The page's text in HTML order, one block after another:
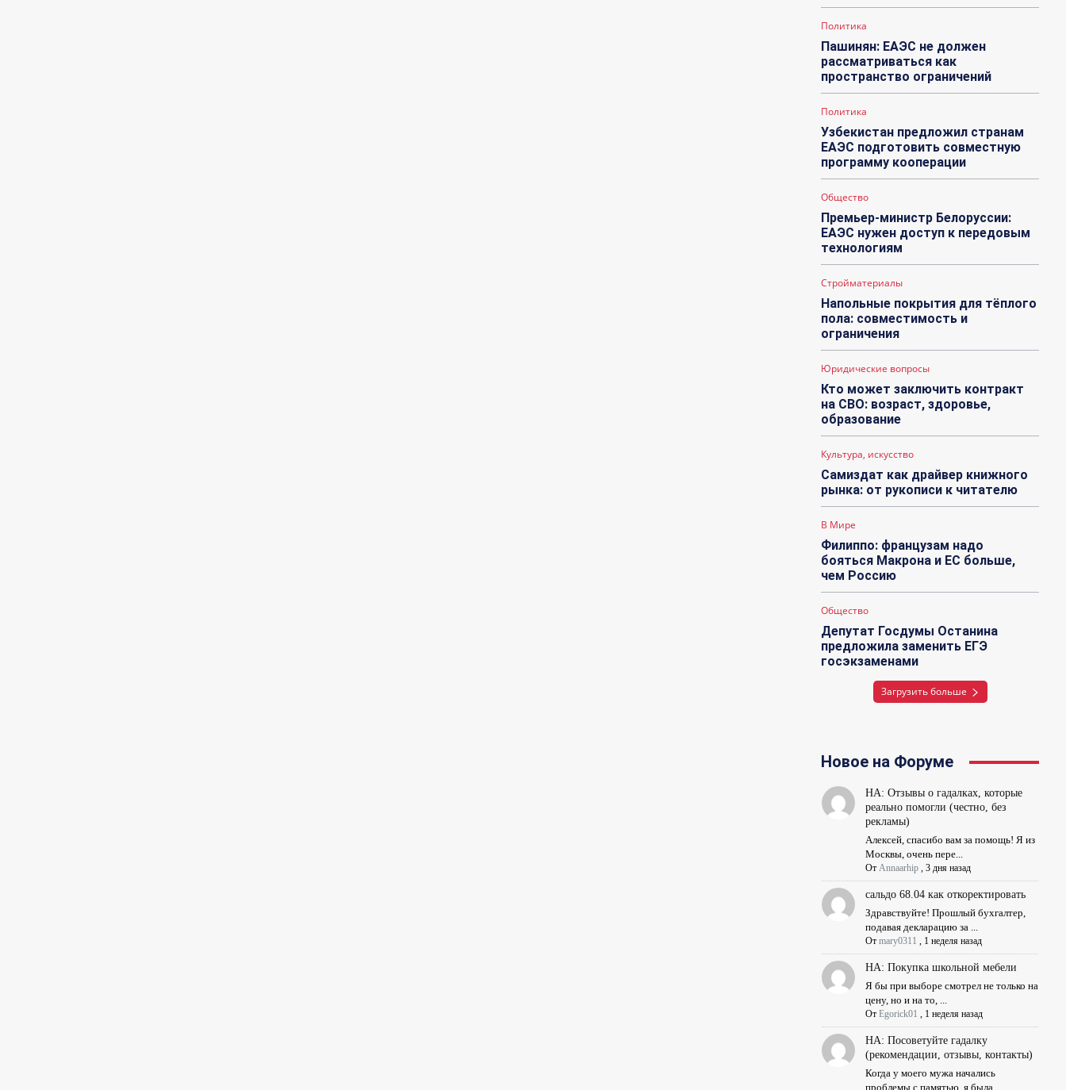
Политика
Пашинян: ЕАЭС не должен
рассматриваться как
пространство ограничений
Политика
Узбекистан предложил странам
ЕАЭС подготовить совместную
программу кооперации
Общество
Премьер-министр Белоруссии:
ЕАЭС нужен доступ к передовым
технологиям
Стройматериалы
Напольные покрытия для тёплого
пола: совместимость и
ограничения
Юридические вопросы
Кто может заключить контракт
на СВО: возраст, здоровье,
образование
Культура, искусство
Самиздат как драйвер книжного
рынка: от рукописи к читателю
В Мире
Филиппо: французам надо
бояться Макрона и ЕС больше,
чем Россию
Общество
Депутат Госдумы Останина
предложила заменить ЕГЭ
госэкзаменами
Загрузить больше
Новое на Форуме
НА: Отзывы о гадалках, которые
реально помогли (честно, без
рекламы)
Алексей, спасибо вам за помощь! Я из
Москвы, очень пере...
От Annaarhip, 3 дня назад
сальдо 68.04 как откоректировать
Здравствуйте! Прошлый бухгалтер,
подавая декларацию за ...
От mary0311 , 1 неделя назад
НА: Покупка школьной мебели
Я бы при выборе смотрел не только на
цену, но и на то, ...
От Egorick01 , 1 неделя назад
НА: Посоветуйте гадалку
(рекомендации, отзывы, контакты)
Когда у моего мужа начались
проблемы с памятью, я была ...